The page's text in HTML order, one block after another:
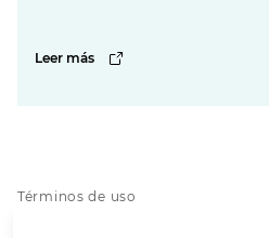
Leer más
Términos de uso